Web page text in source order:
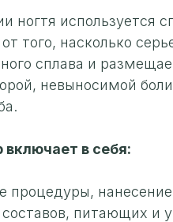
ногтя используется
того, насколько
сплава и
невыносимой
в себя:
процедуры, нанесение
составов, питающих и